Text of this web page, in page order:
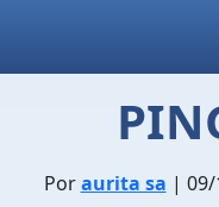
Poraurita sa | 09/